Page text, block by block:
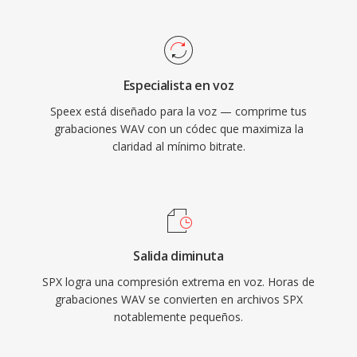
de 4 GB, aunque RF64 elimina esa restricción.
supresion de ruido y control automático de
ganancia, funciones qué los códecs rivales
típicamente delegan a bibliotecas externas.
Aunque sus creadores recomiendan
oficialmente Opus como sucesor desde 2012,
ligero sigue siendo valorado.
Especialista en voz
Speex está diseñado para la voz — comprime tus
grabaciones WAV con un códec que maximiza la
claridad al mínimo bitrate.
Salida diminuta
SPX logra una compresión extrema en voz. Horas de
grabaciones WAV se convierten en archivos SPX
notablemente pequeños.